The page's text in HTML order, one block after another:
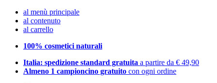
al menù principale
al contenuto
al carrello
100% cosmetici naturali
Italia: spedizione standard gratuita a partire da € 49,90
Almeno 1 campioncino gratuito con ogni ordine